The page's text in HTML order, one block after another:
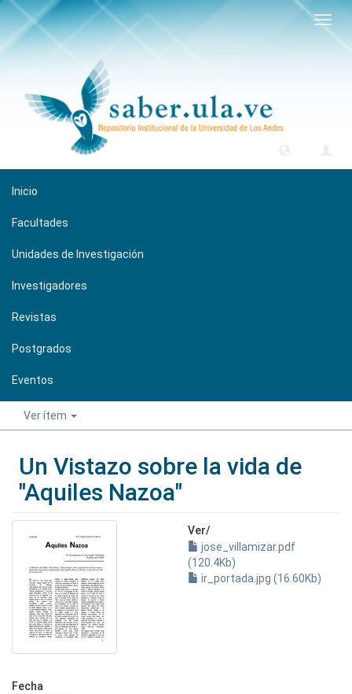
Inicio
Facultades
Unidades de Investigación
Investigadores
Revistas
Postgrados
Eventos
Ver ítem
Un Vistazo sobre la vida de
"Aquiles Nazoa"
Ver/
jose_villamizar.pdf
(120.4Kb)
ir_portada.jpg (16.60Kb)
Fecha